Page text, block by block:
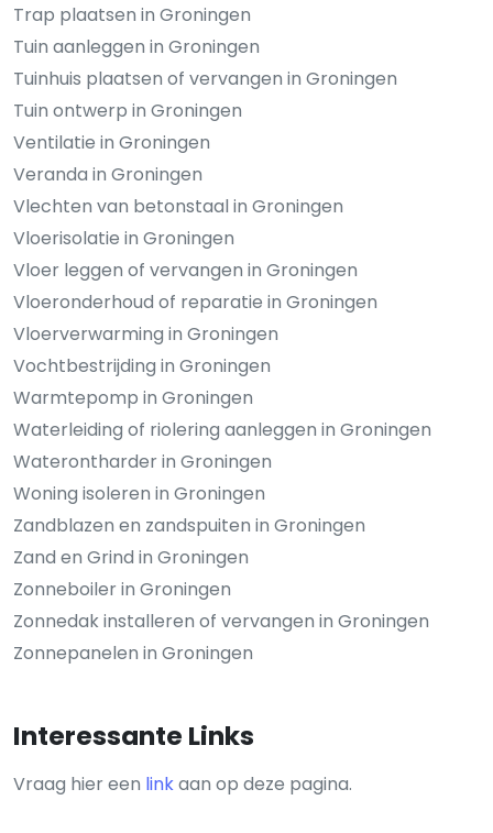
Trap plaatsen in Groningen
Tuin aanleggen in Groningen
Tuinhuis plaatsen of vervangen in Groningen
Tuin ontwerp in Groningen
Ventilatie in Groningen
Veranda in Groningen
Vlechten van betonstaal in Groningen
Vloerisolatie in Groningen
Vloer leggen of vervangen in Groningen
Vloeronderhoud of reparatie in Groningen
Vloerverwarming in Groningen
Vochtbestrijding in Groningen
Warmtepomp in Groningen
Waterleiding of riolering aanleggen in Groningen
Waterontharder in Groningen
Woning isoleren in Groningen
Zandblazen en zandspuiten in Groningen
Zand en Grind in Groningen
Zonneboiler in Groningen
Zonnedak installeren of vervangen in Groningen
Zonnepanelen in Groningen
Interessante Links
Vraag hier een linkaan op deze pagina.